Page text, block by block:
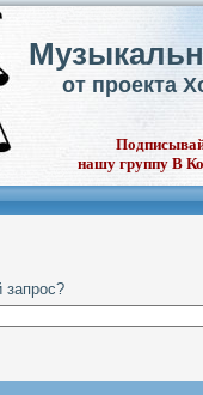
от проекта
нашу группу В
запрос?